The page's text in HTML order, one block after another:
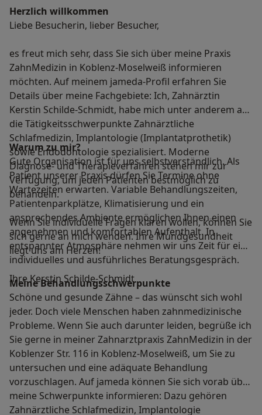
Herzlich willkommen
Liebe Besucherin, lieber Besucher,
es freut mich sehr, dass Sie sich über meine Praxis
ZahnMedizin in Koblenz-Moselweiß informieren
möchten. Auf meinem jameda-Profil erfahren Sie
Details über meine Fachgebiete: Ich, Zahnärztin
Kerstin Schilde-Schmidt, habe mich unter anderem auf
die Tätigkeitsschwerpunkte Zahnärztliche
Schlafmedizin, Implantologie (Implantatprothetik)
sowie Endodontologie spezialisiert. Moderne
Diagnose- und Therapieverfahren stehen mir zur
Verfügung, um jeden Patienten bestmöglich zu
behandeln.
Wenn Sie individuelle Fragen klären wollen, können Sie
sich gerne an mich wenden. Ihre Mundgesundheit
liegt uns am Herzen!
Ihre Kerstin Schilde-Schmidt
Warum zu mir?
Gute Organisation ist für uns selbstverständlich. Als
Patient unserer Praxis dürfen Sie Termine ohne
Wartezeiten erwarten. Variable Behandlungszeiten,
Patientenparkplätze, Klimatisierung und ein
ansprechendes Ambiente ermöglichen Ihnen einen
angenehmen und komfortablen Aufenthalt. In
entspannter Atmosphäre nehmen wir uns Zeit für ein
individuelles und ausführliches Beratungsgespräch.
Meine Behandlungs­schwerpunkte
Schöne und gesunde Zähne – das wünscht sich wohl
jeder. Doch viele Menschen haben zahnmedizinische
Probleme. Wenn Sie auch darunter leiden, begrüße ich
Sie gerne in meiner Zahnarztpraxis ZahnMedizin in der
Koblenzer Str. 116 in Koblenz-Moselweiß, um Sie zu
untersuchen und eine adäquate Behandlung
vorzuschlagen. Auf jameda können Sie sich vorab über
meine Schwerpunkte informieren: Dazu gehören
Zahnärztliche Schlafmedizin, Implantologie